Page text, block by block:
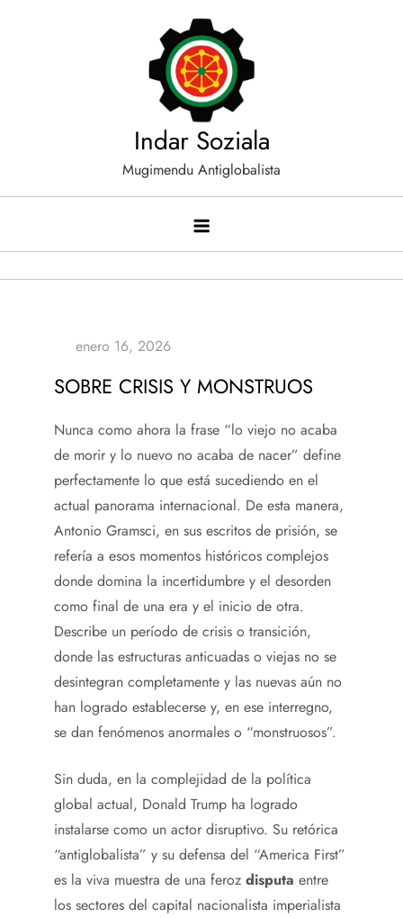
Indar Soziala
Mugimendu Antiglobalista
SOBRE CRISIS Y MONSTRUOS
Nunca como ahora la frase “lo viejo no acaba
de morir y lo nuevo no acaba de nacer” define
perfectamente lo que está sucediendo en el
actual panorama internacional. De esta manera,
Antonio Gramsci, en sus escritos de prisión, se
refería a esos momentos históricos complejos
donde domina la incertidumbre y el desorden
como final de una era y el inicio de otra.
Describe un período de crisis o transición,
donde las estructuras anticuadas o viejas no se
desintegran completamente y las nuevas aún no
han logrado establecerse y, en ese interregno,
se dan fenómenos anormales o “monstruosos”.
Sin duda, en la complejidad de la política
global actual, Donald Trump ha logrado
instalarse como un actor disruptivo. Su retórica
“antiglobalista” y su defensa del “America First”
es la viva muestra de una feroz disputa entre
los sectores del capital nacionalista imperialista